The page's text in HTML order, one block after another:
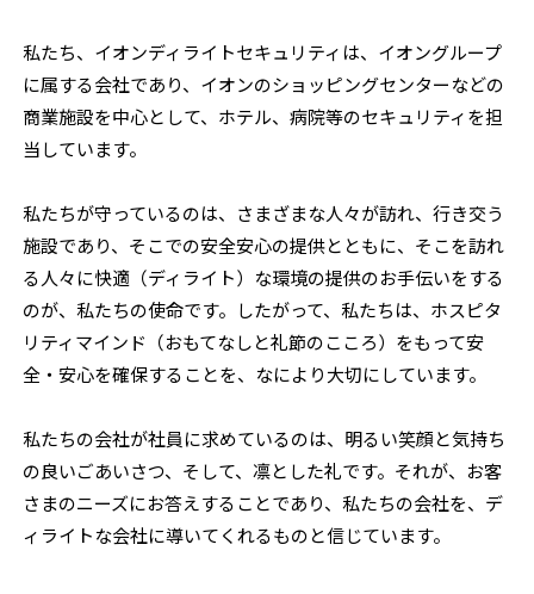
私たち、イオンディライトセキュリティは、イオングループ
に属する会社であり、イオンのショッピングセンターなどの
商業施設を中心として、ホテル、病院等のセキュリティを担
当しています。
私たちが守っているのは、さまざまな人々が訪れ、行き交う
施設であり、そこでの安全安心の提供とともに、そこを訪れ
る人々に快適（ディライト）な環境の提供のお手伝いをする
のが、私たちの使命です。したがって、私たちは、ホスピタ
リティマインド（おもてなしと礼節のこころ）をもって安
全・安心を確保することを、なにより大切にしています。
私たちの会社が社員に求めているのは、明るい笑顔と気持ち
の良いごあいさつ、そして、凛とした礼です。それが、お客
さまのニーズにお答えすることであり、私たちの会社を、デ
ィライトな会社に導いてくれるものと信じています。